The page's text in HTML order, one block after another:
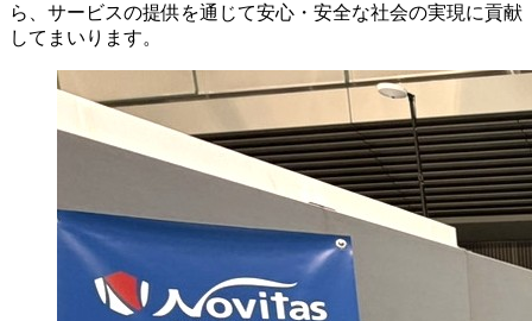
ら、サービスの提供を通じて安心・安全な社会の実現に貢献
してまいります。